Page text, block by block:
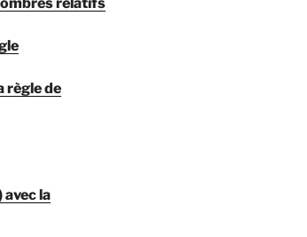
règle de
la